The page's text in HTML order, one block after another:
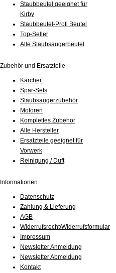
Staubbeutel geeignet für
Kirby
Staubbeutel-Profi Beutel
Top-Seller
Alle Staubsaugerbeutel
Zubehör und Ersatzteile
Kärcher
Spar-Sets
Staubsaugerzubehör
Motoren
Komplettes Zubehör
Alle Hersteller
Ersatzteile geeignet für
Vorwerk
Reinigung / Duft
Informationen
Datenschutz
Zahlung & Lieferung
AGB
Widerrufsrecht/Widerrufsformular
Impressum
Newsletter Anmeldung
Newsletter Abmeldung
Kontakt